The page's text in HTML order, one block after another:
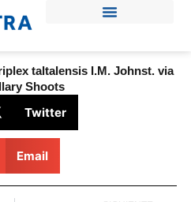
taltalensis I.M. Johnst. via
Shoots
Twitter
Email